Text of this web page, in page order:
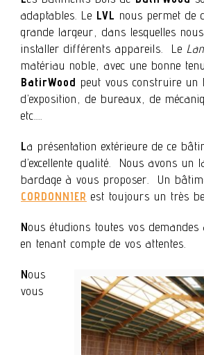
adaptables. Le LVL nous permet de
grande largeur, dans lesquelles
installer différents appareils. Le
matériau noble, avec une bonne
BatirWood peut vous construire un
d’exposition, de bureaux, de
etc….
La présentation extérieure de ce
d’excellente qualité. Nous avons un
bardage à vous proposer. Un
CORDONNIER est toujours un très
Nous étudions toutes vos demandes
en tenant compte de vos attentes.
Nous
vous